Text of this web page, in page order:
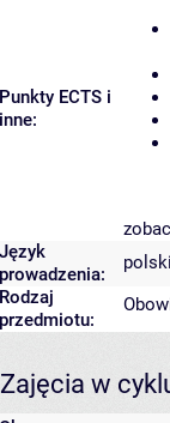
Punkty ECTS i
inne:
Język
prowadzenia:
polski
Rodzaj
przedmiotu:
Zajęcia w